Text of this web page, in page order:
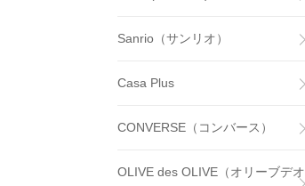
Sanrio（サンリオ）
Casa Plus
CONVERSE（コンバース）
OLIVE des OLIVE（オリーブデオ